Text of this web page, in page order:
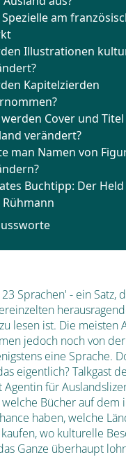
Sprachen' - ein Satz,
lesen ist. Die meisten
jedoch noch von
eine Sprache.
eigentlich? Talkgast
Agentin für
welche Bücher auf dem
haben, welche
wo kulturelle
Ganze überhaupt